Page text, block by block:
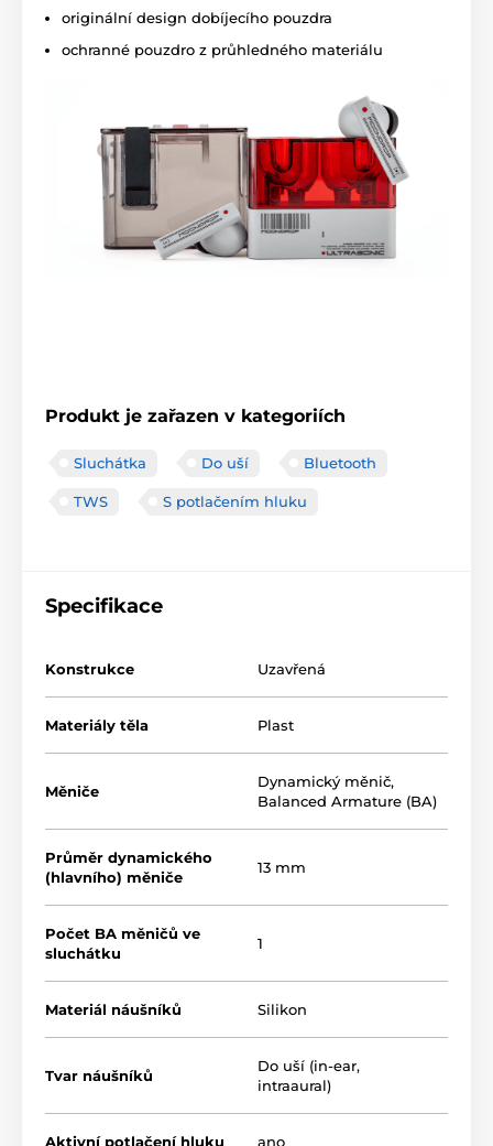
originální design dobíjecího pouzdra
ochranné pouzdro z průhledného materiálu
Produkt je zařazen v kategoriích
Sluchátka Do uší Bluetooth
TWS S potlačením hluku
Specifikace
Konstrukce Uzavřená
Materiály těla Plast
Měniče
Dynamický měnič,
Balanced Armature (BA)
Průměr dynamického
(hlavního) měniče
13 mm
Počet BA měničů ve
sluchátku
1
Materiál náušníků Silikon
Tvar náušníků
Do uší (in-ear,
intraaural)
Aktivní potlačení hluku ano